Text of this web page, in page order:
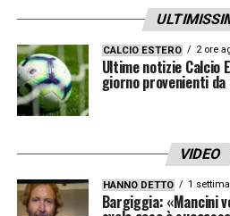
CALCIO ESTERO 2 ore
Ultime notizie
giorno provenienti
VIDEO
HANNO DETTO 1
Bargiggia: «Mancini